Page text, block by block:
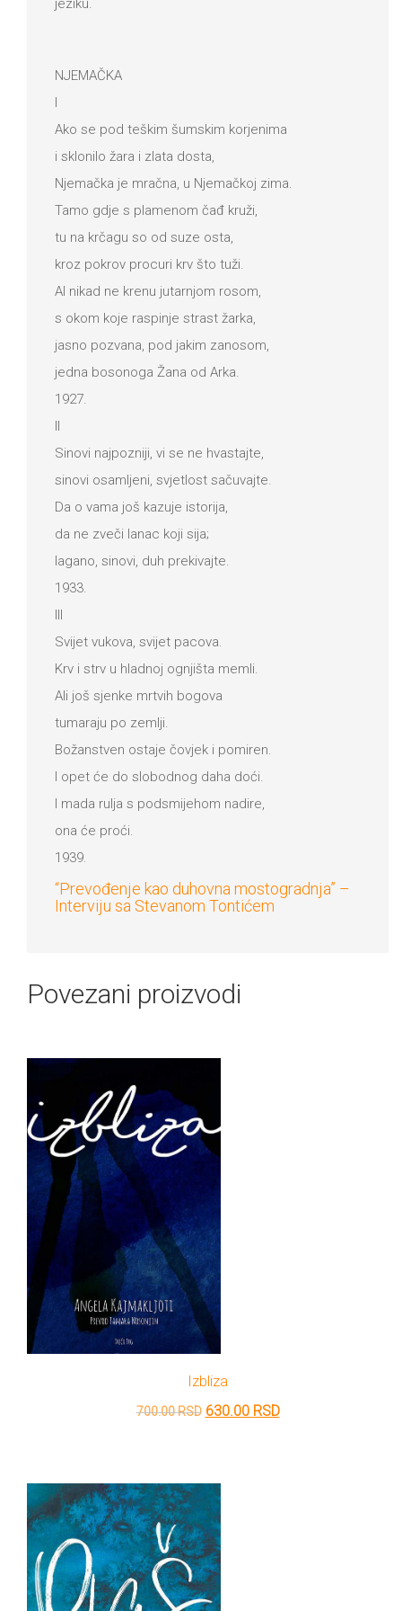
jeziku.
NJEMAČKA
I
Ako se pod teškim šumskim korjenima
i sklonilo žara i zlata dosta,
Njemačka je mračna, u Njemačkoj zima.
Tamo gdje s plamenom čađ kruži,
tu na krčagu so od suze osta,
kroz pokrov procuri krv što tuži.
Al nikad ne krenu jutarnjom rosom,
s okom koje raspinje strast žarka,
jasno pozvana, pod jakim zanosom,
jedna bosonoga Žana od Arka.
1927.
II
Sinovi najpozniji, vi se ne hvastajte,
sinovi osamljeni, svjetlost sačuvajte.
Da o vama još kazuje istorija,
da ne zveči lanac koji sija;
lagano, sinovi, duh prekivajte.
1933.
III
Svijet vukova, svijet pacova.
Krv i strv u hladnoj ognjišta memli.
Ali još sjenke mrtvih bogova
tumaraju po zemlji.
Božanstven ostaje čovjek i pomiren.
I opet će do slobodnog daha doći.
I mada rulja s podsmijehom nadire,
ona će proći.
1939.
“Prevođenje kao duhovna mostogradnja” –
Interviju sa Stevanom Tontićem
Povezani proizvodi
Izbliza
700.00RSD Originalna
bila:
700.00 RSD.
630.00 RSDTrenutna